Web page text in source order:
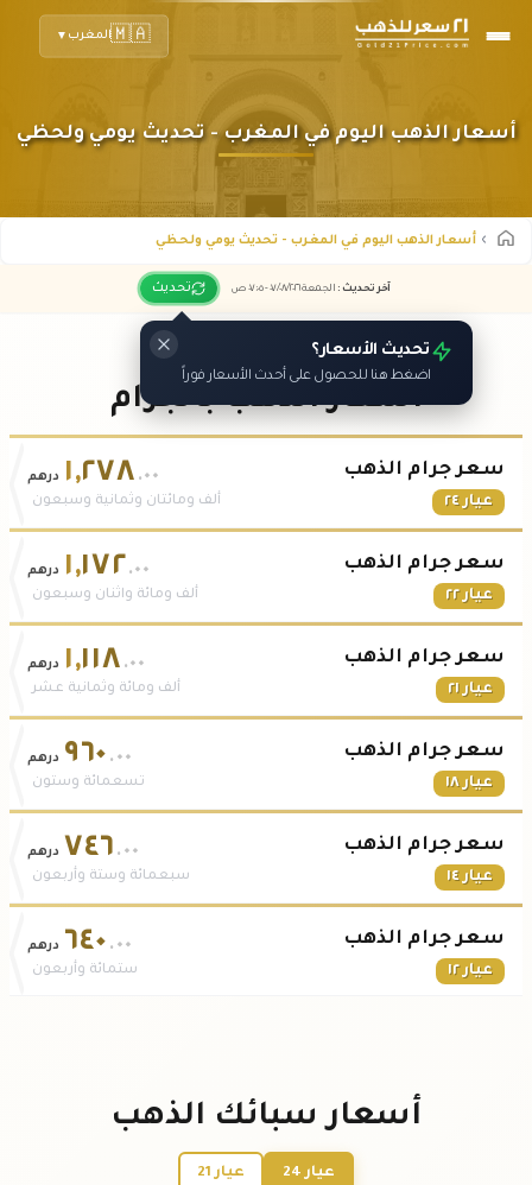
🇲🇦المغرب ▼
أسعار الذهب اليوم في المغرب - تحديث يومي ولحظي
أسعار الذهب اليوم في المغرب - تحديث يومي ولحظي
آخر تحديث : الجمعة ٠٧ /٠٨/٢٠٢٦ - ٠٧:٠٥ ص تحديث
تحديث الأسعار؟
اضغط هنا للحصول على أحدث الأسعار فوراً
أسعار الذهب بالجرام
سعر جرام الذهب
عيار ٢٤
١,٢٧٨ .٠٠ درهم
ألف ومائتان وثمانية وسبعون
سعر جرام الذهب
عيار ٢٢
١,١٧٢.٠٠ درهم
ألف ومائة واثنان وسبعون
سعر جرام الذهب
عيار ٢١
١,١١٨ .٠٠ درهم
ألف ومائة وثمانية عشر
سعر جرام الذهب
عيار ١٨
٩٦٠ .٠٠ درهم
تسعمائة وستون
سعر جرام الذهب
عيار ١٤
٧٤٦ .٠٠ درهم
سبعمائة وستة وأربعون
سعر جرام الذهب
عيار ١٢
٦٤٠ .٠٠ درهم
ستمائة وأربعون
أسعار سبائك الذهب
عيار 24 عيار 21